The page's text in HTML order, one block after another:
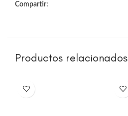
Compartir:
Productos relacionados